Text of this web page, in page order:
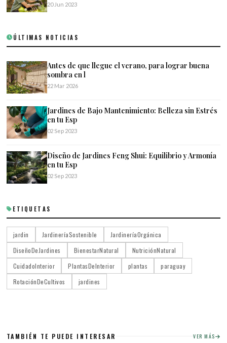
20 Jun 2023
ÚLTIMAS NOTICIAS
Antes de que llegue el verano, para lograr buena
sombra en l
22 Mar 2026
Jardines de Bajo Mantenimiento: Belleza sin Estrés
en tu Esp
02 Sep 2023
Diseño de Jardines Feng Shui: Equilibrio y Armonía
en tu Esp
02 Sep 2023
ETIQUETAS
jardin JardineríaSostenible
JardineríaOrgánica
DiseñoDeJardines
BienestarNatural
NutriciónNatural
CuidadoInterior
PlantasDeInterior plantas
paraguay
RotaciónDeCultivos
jardines
TAMBIÉN TE PUEDE INTERESAR VER MÁS